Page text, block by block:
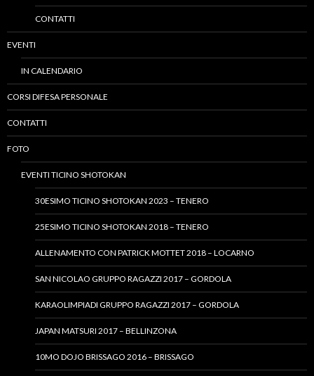
CONTATTI
EVENTI
IN CALENDARIO
CORSI DIFESA PERSONALE
CONTATTI
FOTO
EVENTI TICINO SHOTOKAN
30ESIMO TICINO SHOTOKAN 2023 – TENERO
25ESIMO TICINO SHOTOKAN 2018 – TENERO
ALLENAMENTO CON PATRICK MOTTET 2018 – LOCARNO
SAN NICOLAO GRUPPO RAGAZZI 2017 – GORDOLA
KARAOLIMPIADI GRUPPO RAGAZZI 2017 – GORDOLA
JAPAN MATSURI 2017 – BELLINZONA
10MO DOJO BRISSAGO 2016 – BRISSAGO